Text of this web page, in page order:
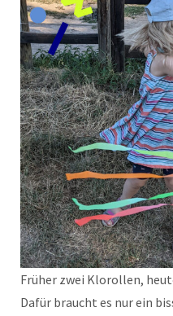
Früher zwei Klorollen,
Dafür braucht es nur ein